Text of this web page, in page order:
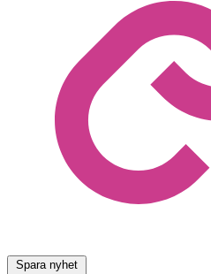
Spara nyhet